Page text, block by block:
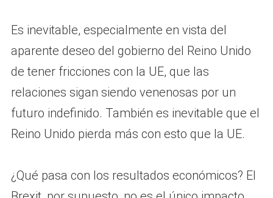
Es inevitable, especialmente en vista del
aparente deseo del gobierno del Reino Unido
de tener fricciones con la UE, que las
relaciones sigan siendo venenosas por un
futuro indefinido. También es inevitable que el
Reino Unido pierda más con esto que la UE.
¿Qué pasa con los resultados económicos? El